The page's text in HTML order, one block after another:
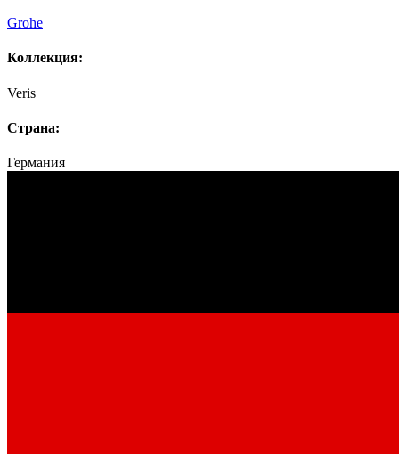
Grohe
Коллекция:
Veris
Страна:
Германия